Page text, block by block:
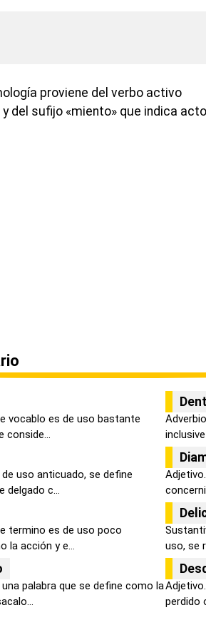
proviene del verbo activo
del sufijo «miento» que indica
vocablo es de uso bastante
conside...
uso anticuado, se define
delgado c...
termino es de uso poco
la acción y e...
uso, se
palabra que se define como la
perdido